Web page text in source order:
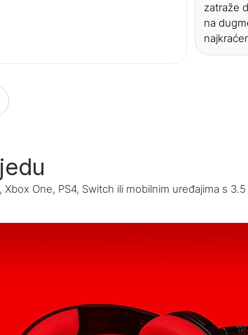
zatraže
na
One, PS4, Switch ili mobilnim uređajima s 3.5